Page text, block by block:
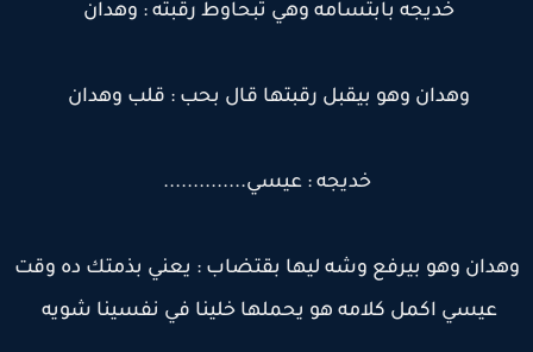
خديجه بابتسامه وهي تبحاوط رقبته : وهدان
وهدان وهو بيقبل رقبتها قال بحب : قلب وهدان
خديجه : عيسي..............
وهو بيرفع وشه ليها بقتضاب : يعني بذمتك ده وقت
عيسي اكمل كلامه هو يحملها خلينا في نفسينا شويه